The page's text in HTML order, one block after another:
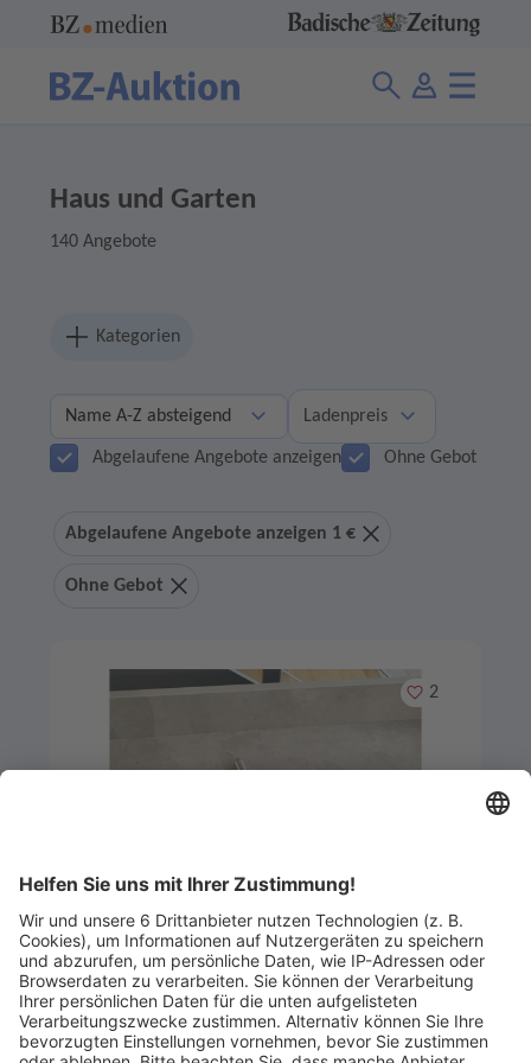
Haus und Garten
140 Angebote
Kategorien
Ladenpreis
Abgelaufene Angebote anzeigen Ohne Gebot
Abgelaufene Angebote anzeigen 1 €
Ohne Gebot
Merken
2
Artikel-ID: 4027 0
Rösle Knoblauchpresse mit
Abstreifer (120895)
Küchen- und Badmöbelstudio Helde